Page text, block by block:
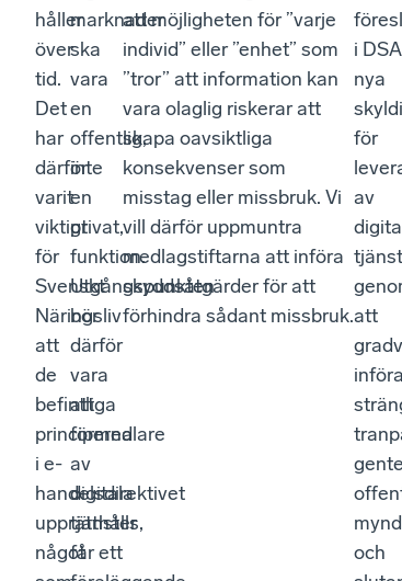
håller
över
tid.
Det
har
därför
varit
viktigt
för
Svenskt
Näringsliv
att
de
befintliga
principerna
i e-
handelsdirektivet
upprätthålls,
något
marknader
ska
vara
en
offentlig,
inte
en
privat,
funktion.
Utgångspunkten
bör
därför
vara
att
förmedlare
av
digitala
tjänster
får ett
att möjligheten för ”varje
individ” eller ”enhet” som
”tror” att information kan
vara olaglig riskerar att
skapa oavsiktliga
konsekvenser som
misstag eller missbruk. Vi
vill därför uppmuntra
medlagstiftarna att införa
skyddsåtgärder för att
förhindra sådant missbruk.
i DSA
nya
för
av
att
och